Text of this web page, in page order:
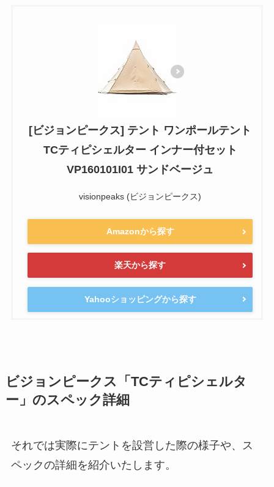
[ビジョンピークス] テント ワンポールテント
TCティピシェルター インナー付セット
VP160101I01 サンドベージュ
visionpeaks (ビジョンピークス)
Amazonから探す
楽天から探す
Yahooショッピングから探す
ビジョンピークス「TCティピシェルタ
ー」のスペック詳細
それでは実際にテントを設営した際の様子や、ス
ペックの詳細を紹介いたします。